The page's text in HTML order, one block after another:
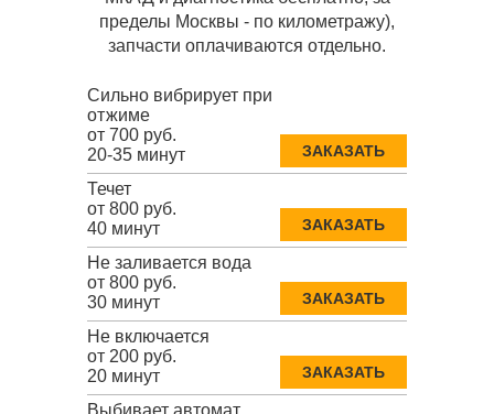
пределы Москвы - по километражу),
запчасти оплачиваются отдельно.
Сильно вибрирует при
отжиме
от 700 руб.
20-35 минут
ЗАКАЗАТЬ
Течет
от 800 руб.
40 минут
ЗАКАЗАТЬ
Не заливается вода
от 800 руб.
30 минут
ЗАКАЗАТЬ
Не включается
от 200 руб.
20 минут
ЗАКАЗАТЬ